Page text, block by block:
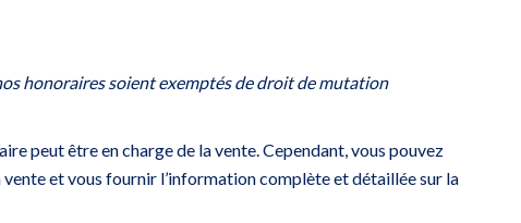
honoraires soient exemptés de droit de mutation
peut être en charge de la vente. Cependant, vous pouvez
et vous fournir l’information complète et détaillée sur la